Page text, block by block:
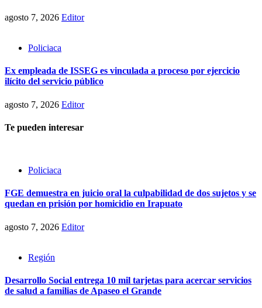
agosto 7, 2026 Editor
Policiaca
Ex empleada de ISSEG es vinculada a proceso por ejercicio
ilícito del servicio público
agosto 7, 2026 Editor
Te pueden interesar
Policiaca
FGE demuestra en juicio oral la culpabilidad de dos sujetos y se
quedan en prisión por homicidio en Irapuato
agosto 7, 2026 Editor
Región
Desarrollo Social entrega 10 mil tarjetas para acercar servicios
de salud a familias de Apaseo el Grande